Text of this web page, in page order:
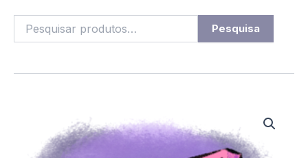
por:
Pesquisa